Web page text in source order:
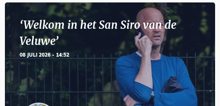
‘Welkom in het San Siro van de
Veluwe’
08 JULI 2026 - 14:52